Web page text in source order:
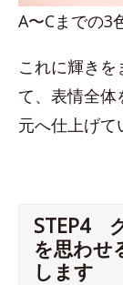
A〜Cまでの3
これに輝きを
て、表情全体
元へ仕上げて
STEP4
を思わせ
します